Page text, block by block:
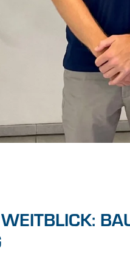
WEITBLICK: